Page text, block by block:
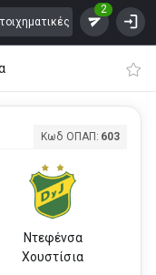
2
Κωδ ΟΠΑΠ: 603
Ντεφένσα
Xoυστίσια